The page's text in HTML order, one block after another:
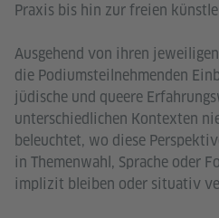
Praxis bis hin zur freien
Ausgehend von ihren
die Podiumsteilnehmenden
jüdische und queere
unterschiedlichen Kontexten
beleuchtet, wo diese
in Themenwahl, Sprache oder
implizit bleiben oder situativ